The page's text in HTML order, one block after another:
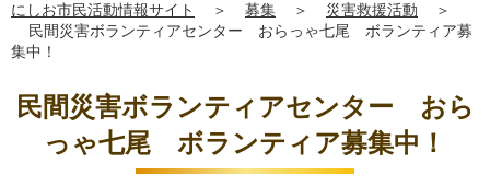
にしお市民活動情報サイト ＞ 募集 ＞ 災害救援活動
＞
民間災害ボランティアセンター おらっゃ七尾 ボランティア募
集中！
民間災害ボランティアセンター おら
っゃ七尾 ボランティア募集中！